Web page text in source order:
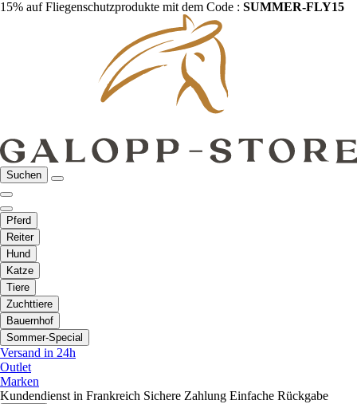
15% auf Fliegenschutzprodukte mit dem Code : SUMMER-FLY15
Suchen
Pferd
Reiter
Hund
Katze
Tiere
Zuchttiere
Bauernhof
Sommer-Special
Versand in 24h
Outlet
Marken
Kundendienst in Frankreich Sichere Zahlung Einfache Rückgabe